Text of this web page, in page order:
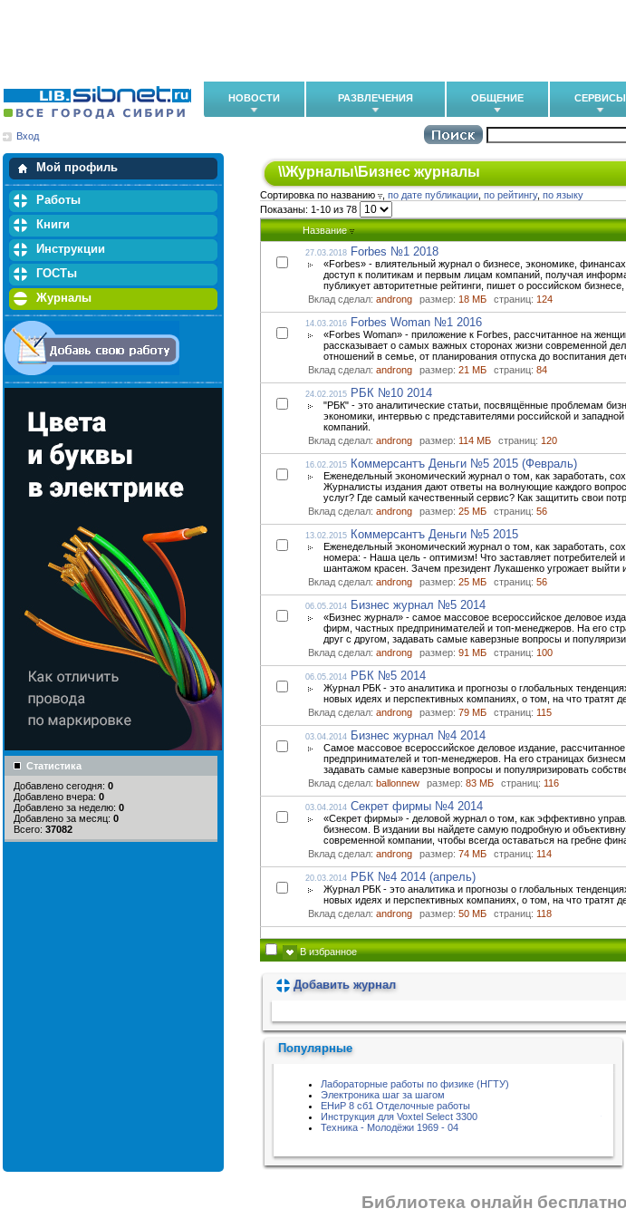
НОВОСТИ РАЗВЛЕЧЕНИЯ ОБЩЕНИЕ СЕРВИСЫ
Вход
Мой профиль
Мои закладки
Работы
Книги
Инструкции
ГОСТы
Журналы
Статистика
Добавлено сегодня: 0
Добавлено вчера: 0
Добавлено за неделю: 0
Добавлено за месяц: 0
Всего: 37082
\\Журналы\Бизнес журналы
Сортировка по названию по дате публикации по рейтингу, по языку
Показаны: 1-10 из 78
Название
27.03.2018 Forbes №1 2018
«Forbes» - влиятельный журнал о бизнесе, экономике,
доступ к политикам и первым лицам компаний, получая
публикует авторитетные рейтинги, пишет о российском
Вклад сделал: androng размер: 18 МБ страниц: 124
14.03.2016 Forbes Woman №1 2016
«Forbes Woman» - приложение к Forbes, рассчитанное на
рассказывает о самых важных сторонах жизни современной
отношений в семье, от планирования отпуска до воспитания
Вклад сделал: androng размер: 21 МБ страниц: 84
24.02.2015 РБК №10 2014
"РБК" - это аналитические статьи, посвящённые проблемам
экономики, интервью с представителями российской и
компаний.
Вклад сделал: androng размер: 114 МБ страниц: 120
16.02.2015 Коммерсантъ Деньги №5 2015 (Февраль)
Еженедельный экономический журнал о том, как заработать,
Журналисты издания дают ответы на волнующие каждого
услуг? Где самый качественный сервис? Как защитить свои
Вклад сделал: androng размер: 25 МБ страниц: 56
13.02.2015 Коммерсантъ Деньги №5 2015
Еженедельный экономический журнал о том, как заработать,
номера: - Наша цель - оптимизм! Что заставляет потребителей
шантажом красен. Зачем президент Лукашенко угрожает выйти
Вклад сделал: androng размер: 25 МБ страниц: 56
06.05.2014 Бизнес журнал №5 2014
«Бизнес журнал» - самое массовое всероссийское деловое
фирм, частных предпринимателей и топ-менеджеров. На его
друг с другом, задавать самые каверзные вопросы и
Вклад сделал: androng размер: 91 МБ страниц: 100
06.05.2014 РБК №5 2014
Журнал РБК - это аналитика и прогнозы о глобальных
новых идеях и перспективных компаниях, о том, на что тратят
Вклад сделал: androng размер: 79 МБ страниц: 115
03.04.2014 Бизнес журнал №4 2014
Самое массовое всероссийское деловое издание,
предпринимателей и топ-менеджеров. На его страницах
задавать самые каверзные вопросы и популяризировать
Вклад сделал: ballonnew размер: 83 МБ страниц: 116
03.04.2014 Секрет фирмы №4 2014
«Секрет фирмы» - деловой журнал о том, как эффективно
бизнесом. В издании вы найдете самую подробную и
современной компании, чтобы всегда оставаться на гребне
Вклад сделал: androng размер: 74 МБ страниц: 114
20.03.2014 РБК №4 2014 (апрель)
Журнал РБК - это аналитика и прогнозы о глобальных
новых идеях и перспективных компаниях, о том, на что тратят
Вклад сделал: androng размер: 50 МБ страниц: 118
В избранное
Добавить журнал
Популярные
Лабораторные работы по физике (НГТУ)
Электроника шаг за шагом
ЕНиР 8 сб1 Отделочные работы
Инструкция для Voxtel Select 3300
Техника - Молодёжи 1969 - 04
Библиотека онлайн